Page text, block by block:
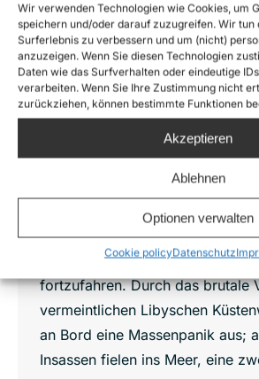
Wir verwenden Technologien wie Cookies, um
speichern und/oder darauf zuzugreifen. Wir tun
Surferlebnis zu verbessern und um (nicht)
anzuzeigen. Wenn Sie diesen Technologien
Daten wie das Surfverhalten oder eindeutige
verarbeiten. Wenn Sie Ihre Zustimmung nicht
zurückziehen, können bestimmte Funktionen
Akzeptieren
Ablehnen
Optionen verwalten
Cookie policyDatenschutz
EILMELDUNG: Viele Tote
der Libyschen
Watch Rettungseinsatz
Libyan Coast Guard,News,Sea-Watch
VonJoshua Krüger 21. Oktober 2016
Ein Boot der Libyschen
während eines
vollbesetztes Schlauchboot
Migranten mit Stöcken
Crew davon abgehalten,
verteilen und mit unserer
fortzufahren. Durch das brutale
vermeintlichen Libyschen
an Bord eine Massenpanik aus;
Insassen fielen ins Meer, eine